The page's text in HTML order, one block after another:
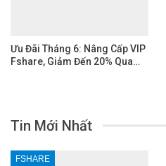
Ưu Đãi Tháng 6: Nâng Cấp VIP
Fshare, Giảm Đến 20% Qua…
Tin Mới Nhất
FSHARE